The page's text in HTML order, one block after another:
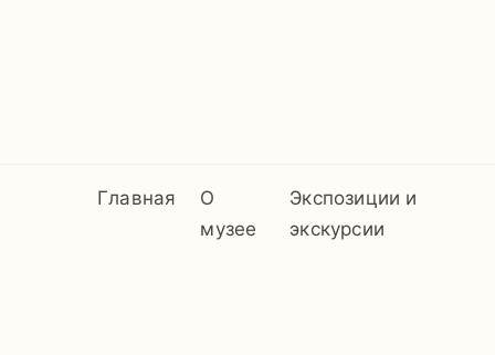
Главная
О
музее
Экспозиции и
экскурсии